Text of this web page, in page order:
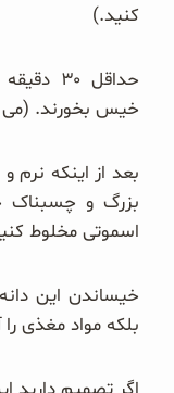
کنید.)
حداقل
خیس بخورند. (می
بعد از اینکه
بزرگ و چسبناک
اسموتی مخلوط
خیساندن این
بلکه مواد مغذی